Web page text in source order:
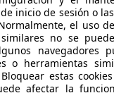
inicio de sesión o
el uso
no se
navegadores
o herramientas
estas
afectar la